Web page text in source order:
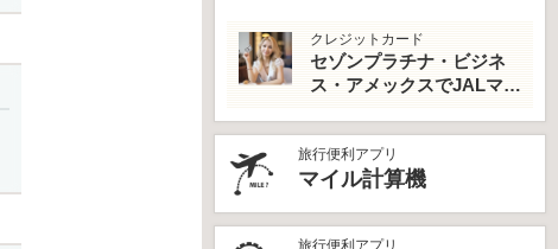
クレジットカード
セゾンプラチナ・ビジネ
ス・アメックスでJALマイ
を最大活用！
旅行便利アプリ
マイル計算機
旅行便利アプリ